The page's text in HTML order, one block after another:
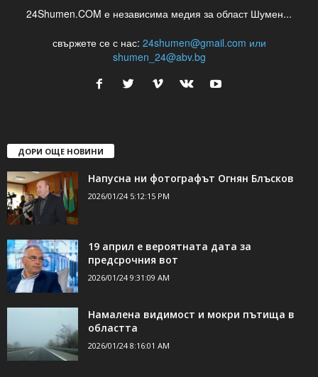
24Shumen.COM е независима медия за област Шумен...
свържете се с нас: 24shumen@gmail.com или
shumen_24@abv.bg
ДОРИ ОЩЕ НОВИНИ
Напусна ни фотографът Огнян Блъсков
2026/01/24 5:12:15 PM
19 април е вероятната дата за
предсрочния вот
2026/01/24 9:31:09 AM
Намалена видимост и мокри пътища в
областта
2026/01/24 8:16:01 AM